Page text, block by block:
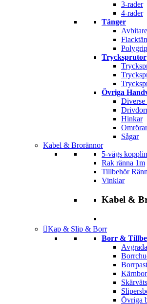
3-rader
4-rader
Tänger
Avbitare
Trycksprutor
Övriga
Diverse
Hinkar
Sågar
Kabel & Brorännor
5-vägs
Rak ränna 1m
Tillbehör
Vinklar
Kabel &
Kap & Slip & Borr
Borr &
Övriga